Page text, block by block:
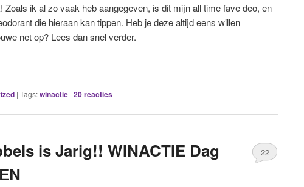
Zoals ik al zo vaak heb aangegeven, is dit mijn all time fave deo, en
die hieraan kan tippen. Heb je deze altijd eens willen
net op? Lees dan snel verder.
| Tags:winactie | 20reacties
is Jarig!! WINACTIE Dag
22